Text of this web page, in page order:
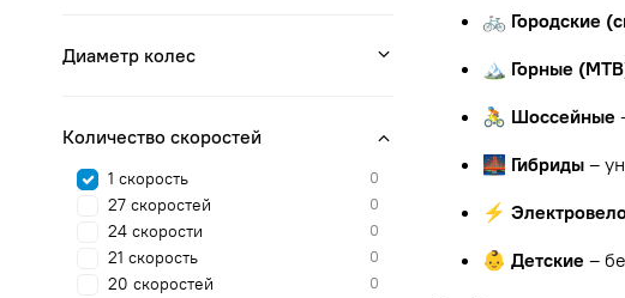
🚲 Городские
🏔 Горные
🚴 Шоссейные
🌉 Гибриды –
⚡
👶 Детские –
Диаметр колес
Количество скоростей
1 скорость 0
27 скоростей 0
24 скорости 0
21 скорость 0
20 скоростей 0